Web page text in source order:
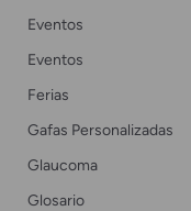
Eventos
Eventos
Ferias
Gafas Personalizadas
Glaucoma
Glosario